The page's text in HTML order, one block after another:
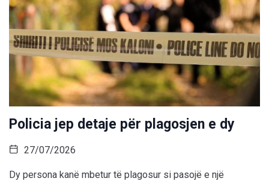
Policia jep detaje për plagosjen e dy
27/07/2026
Dy persona kanë mbetur të plagosur si pasojë e një